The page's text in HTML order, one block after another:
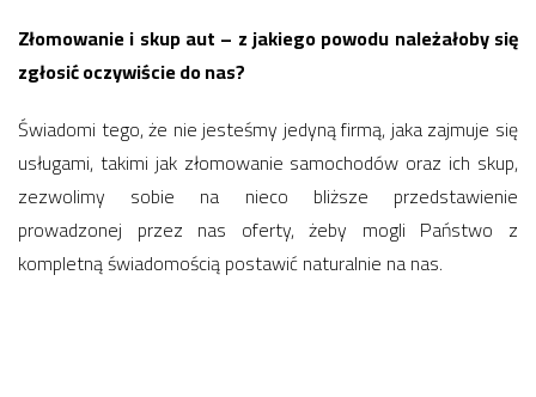
Złomowanie i skup aut – z jakiego powodu należałoby się
zgłosić oczywiście do nas?
Świadomi tego, że nie jesteśmy jedyną firmą, jaka zajmuje się
usługami, takimi jak złomowanie samochodów oraz ich skup,
zezwolimy sobie na nieco bliższe przedstawienie
prowadzonej przez nas oferty, żeby mogli Państwo z
kompletną świadomością postawić naturalnie na nas.